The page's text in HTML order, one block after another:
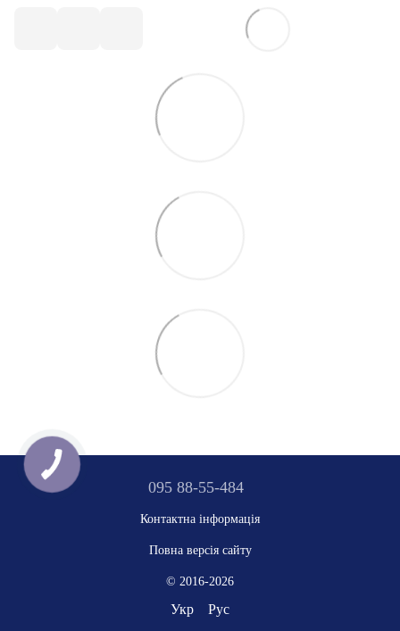
095 88-55-484
Контактна інформація
Повна версія сайту
© 2016-2026
Укр Рус